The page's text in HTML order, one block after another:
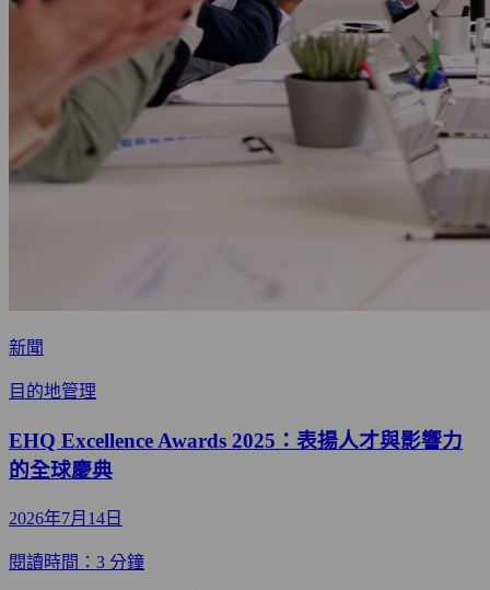
新聞
目的地管理
EHQ Excellence Awards 2025：表揚人才與影響力
的全球慶典
2026年7月14日
閱讀時間：3 分鐘